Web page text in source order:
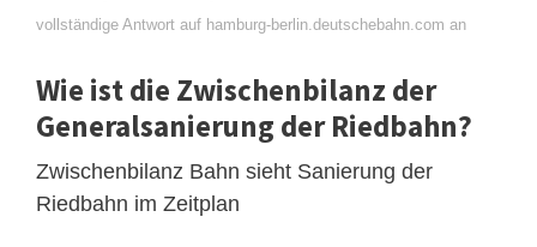
vollständige Antwort auf hamburg-berlin.deutschebahn.com an
Wie ist die Zwischenbilanz der
Generalsanierung der Riedbahn?
Zwischenbilanz Bahn sieht Sanierung der
Riedbahn im Zeitplan